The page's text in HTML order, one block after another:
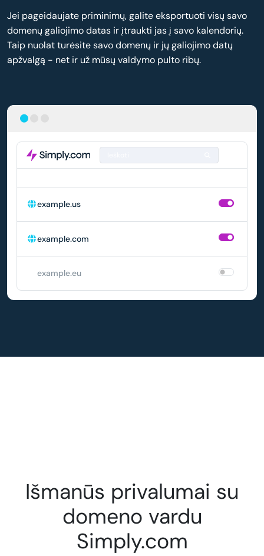
example.us
example.com
example.eu
Jei pageidaujate priminimų, galite eksportuoti visų savo
domenų galiojimo datas ir įtraukti jas į savo kalendorių.
Taip nuolat turėsite savo domenų ir jų galiojimo datų
apžvalgą - net ir už mūsų valdymo pulto ribų.
Išmanūs privalumai su
domeno vardu
Simply.com